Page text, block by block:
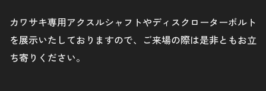
カワサキ専用アクスルシャフトやディスクローターボルト
を展示いたしておりますので、ご来場の際は是非ともお立
ち寄りください。